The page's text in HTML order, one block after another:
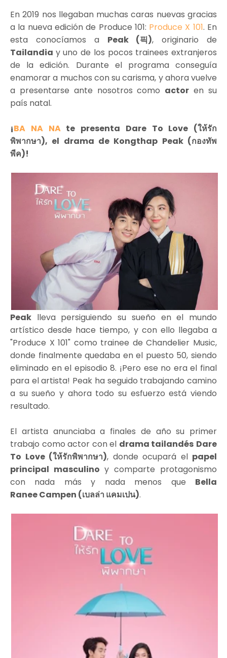
En 2019 nos llegaban muchas caras nuevas gracias
a la nueva edición de Produce 101: Produce X 101. En
esta conocíamos a Peak (픽), originario de
Tailandia y uno de los pocos trainees extranjeros
de la edición. Durante el programa conseguía
enamorar a muchos con su carisma, y ahora vuelve
a presentarse ante nosotros como actor en su
país natal.
¡BA NA NAte presenta Dare To Love (ให้รัก
พิพากษา), el drama de Kongthap Peak (กองทัพ
พีค)!
Peak lleva persiguiendo su sueño en el mundo
artístico desde hace tiempo, y con ello llegaba a
"Produce X 101" como trainee de Chandelier Music,
donde finalmente quedaba en el puesto 50, siendo
eliminado en el episodio 8. ¡Pero ese no era el final
para el artista! Peak ha seguido trabajando camino
a su sueño y ahora todo su esfuerzo está viendo
resultado.
El artista anunciaba a finales de año su primer
trabajo como actor con el drama tailandés Dare
To Love (ให้รักพิพากษา), donde ocupará el papel
principal masculino y comparte protagonismo
con nada más y nada menos que Bella
Ranee Campen (เบลล่า แคมเปน).